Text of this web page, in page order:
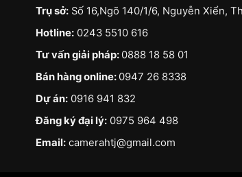
Trụ sở: Số 16,Ngõ 140/1/6, Nguyễn Xiển,
Hotline: 0243 5510 616
Tư vấn giải pháp: 0888 18 58 01
Bán hàng online: 0947 26 8338
Dự án: 0916 941 832
Đăng ký đại lý: 0975 964 498
Email: camerahtj@gmail.com